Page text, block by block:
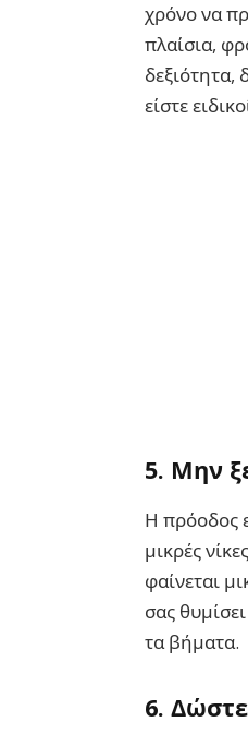
χρόνο να
πλαίσια,
δεξιότητα,
είστε
5. Μην
Η πρόοδος
μικρές
φαίνεται
σας
τα βήματα.
6.